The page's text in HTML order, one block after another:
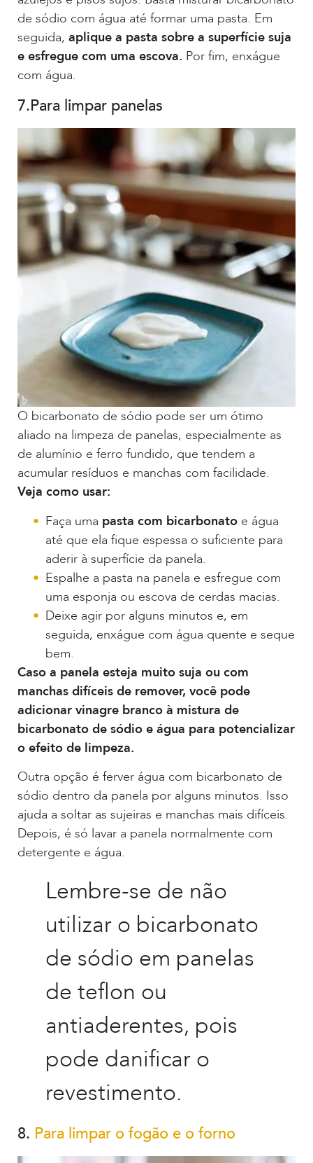
de sódio com água até formar uma pasta. Em
seguida, aplique a pasta sobre a superfície suja
e esfregue com uma escova. Por fim, enxágue
com água.
7.Para limpar panelas
O bicarbonato de sódio pode ser um ótimo
aliado na limpeza de panelas, especialmente as
de alumínio e ferro fundido, que tendem a
acumular resíduos e manchas com facilidade.
Veja como usar:
Faça uma pasta com bicarbonato e água
até que ela fique espessa o suficiente para
aderir à superfície da panela.
Espalhe a pasta na panela e esfregue com
uma esponja ou escova de cerdas macias.
Deixe agir por alguns minutos e, em
seguida, enxágue com água quente e seque
bem.
Caso a panela esteja muito suja ou com
manchas difíceis de remover, você pode
adicionar vinagre branco à mistura de
bicarbonato de sódio e água para potencializar
o efeito de limpeza.
Outra opção é ferver água com bicarbonato de
sódio dentro da panela por alguns minutos. Isso
ajuda a soltar as sujeiras e manchas mais difíceis.
Depois, é só lavar a panela normalmente com
detergente e água.
Lembre-se de não
utilizar o bicarbonato
de sódio em panelas
de teflon ou
antiaderentes, pois
pode danificar o
revestimento.
8. Para limpar o fogão e o forno